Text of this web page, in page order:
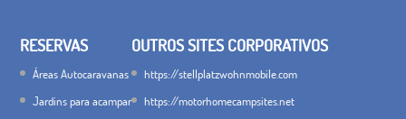
RESERVAS
Áreas Autocaravanas
Jardins para acampar
OUTROS SITES CORPORATIVOS
https://stellplatzwohnmobile.com
https://motorhomecampsites.net